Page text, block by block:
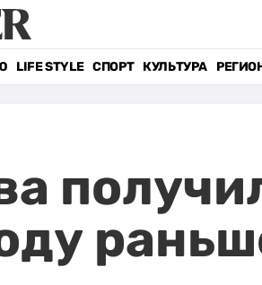
LIFE STYLE СПОРТ КУЛЬТУРА